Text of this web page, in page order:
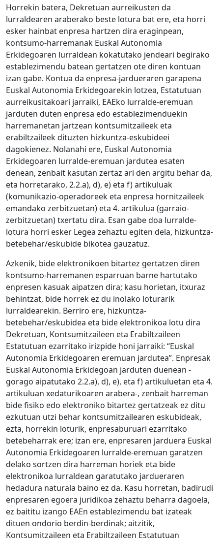
Horrekin batera, Dekretuan aurreikusten da
lurraldearen araberako beste lotura bat ere, eta horri
esker hainbat enpresa hartzen dira eraginpean,
kontsumo-harremanak Euskal Autonomia
Erkidegoaren lurraldean kokatutako jendeari begirako
establezimendu batean gertatzen ote diren kontuan
izan gabe. Kontua da enpresa-jardueraren garapena
Euskal Autonomia Erkidegoarekin lotzea, Estatutuan
aurreikusitakoari jarraiki, EAEko lurralde-eremuan
jarduten duten enpresa edo establezimenduekin
harremanetan jartzean kontsumitzaileek eta
erabiltzaileek dituzten hizkuntza-eskubideei
dagokienez. Nolanahi ere, Euskal Autonomia
Erkidegoaren lurralde-eremuan jardutea esaten
denean, zenbait kasutan zertaz ari den argitu behar da,
eta horretarako, 2.2.a), d), e) eta f) artikuluak
(komunikazio-operadoreek eta enpresa hornitzaileek
emandako zerbitzuetan) eta 4. artikulua (garraio-
zerbitzuetan) txertatu dira. Esan gabe doa lurralde-
lotura horri esker Legea zehaztu egiten dela, hizkuntza-
betebehar/eskubide bikotea gauzatuz.
Azkenik, bide elektronikoen bitartez gertatzen diren
kontsumo-harremanen esparruan barne hartutako
enpresen kasuak aipatzen dira; kasu horietan, itxuraz
behintzat, bide horrek ez du inolako loturarik
lurraldearekin. Berriro ere, hizkuntza-
betebehar/eskubidea eta bide elektronikoa lotu dira
Dekretuan, Kontsumitzaileen eta Erabiltzaileen
Estatutuan ezarritako irizpide honi jarraiki: “Euskal
Autonomia Erkidegoaren eremuan jardutea”. Enpresak
Euskal Autonomia Erkidegoan jarduten duenean -
gorago aipatutako 2.2.a), d), e), eta f) artikuluetan eta 4.
artikuluan xedaturikoaren arabera-, zenbait harreman
bide fisiko edo elektroniko bitartez gertatzeak ez ditu
ezkutuan utzi behar kontsumitzailearen eskubideak,
ezta, horrekin loturik, enpresaburuari ezarritako
betebeharrak ere; izan ere, enpresaren jarduera Euskal
Autonomia Erkidegoaren lurralde-eremuan garatzen
delako sortzen dira harreman horiek eta bide
elektronikoa lurraldean garatutako jardueraren
hedadura naturala baino ez da. Kasu horretan, badirudi
enpresaren egoera juridikoa zehaztu beharra dagoela,
ez baititu izango EAEn establezimendu bat izateak
dituen ondorio berdin-berdinak; aitzitik,
Kontsumitzaileen eta Erabiltzaileen Estatutuan